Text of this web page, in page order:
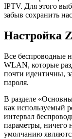
IPTV. Для этого
забыв сохранить
Настройка
Все беспроводные
WLAN, которые
почти идентичны,
пароля.
В разделе
как используемый
интервал
параметры, ничего
умолчанию